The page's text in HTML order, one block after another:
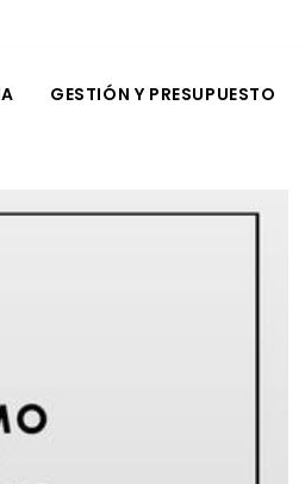
GESTIÓN Y PRESUPUESTO